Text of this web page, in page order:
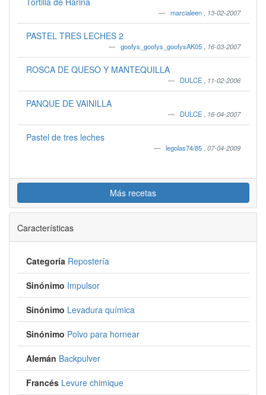
marcialeen 13-02-2007
PASTEL TRES LECHES 2
goofys_goofys_goofysAK05 16-03-2007
ROSCA DE QUESO Y MANTEQUILLA
DULCE 11-02-2006
PANQUE DE VAINILLA
DULCE 16-04-2007
Pastel de tres leches
legolas74/85 07-04-2009
Más recetas
Características
Categoría Repostería
Sinónimo Impulsor
Sinónimo Levadura química
Sinónimo Polvo para hornear
Alemán Backpulver
Francés Levure chimique